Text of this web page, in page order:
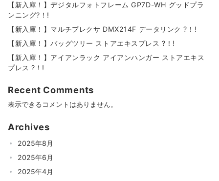
【新入庫！】デジタルフォトフレーム GP7D-WH グッドプラ
ンニング?！!
【新入庫！】マルチプレクサ DMX214F データリンク ?！!
【新入庫！】バッグツリー ストアエキスプレス ?！!
【新入庫！】アイアンラック アイアンハンガー ストアエキス
プレス ?！!
Recent Comments
表示できるコメントはありません。
Archives
2025年8月
2025年6月
2025年4月